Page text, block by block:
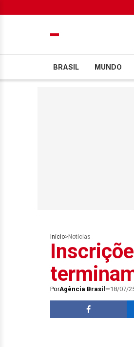
BRASIL MUNDO
Início> Notícias
PorAgência Brasil 18/07/